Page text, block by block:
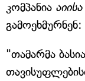
კომპანია აიისა
გამოეხმურნენ:
"თამარმა